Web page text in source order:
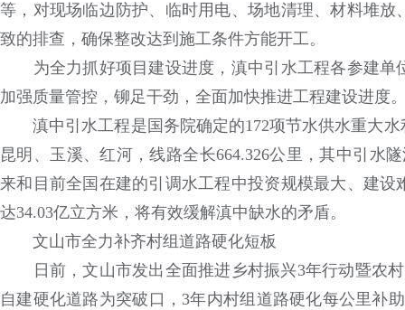
等，对现场临边防护、临时用电、场地清理、材料堆
致的排查，确保整改达到施工条件方能开工。
为全力抓好项目建设进度，滇中引水工程各参建单
加强质量管控，铆足干劲，全面加快推进工程建设进度
滇中引水工程是国务院确定的172项节水供水重大水
昆明、玉溪、红河，线路全长664.326公里，其中引水
来和目前全国在建的引调水工程中投资规模最大、建
达34.03亿立方米，将有效缓解滇中缺水的矛盾。
文山市全力补齐村组道路硬化短板
日前，文山市发出全面推进乡村振兴3年行动暨农村
自建硬化道路为突破口，3年内村组道路硬化每公里补